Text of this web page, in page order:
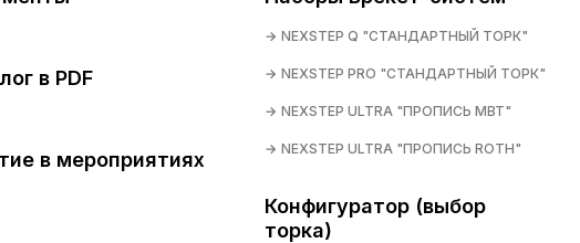
в PDF
в мероприятиях
NEXSTEP Q "СТАНДАРТНЫЙ ТОРК"
NEXSTEP PRO "СТАНДАРТНЫЙ ТОРК"
NEXSTEP ULTRA "ПРОПИСЬ MBT"
NEXSTEP ULTRA "ПРОПИСЬ ROTH"
Конфигуратор (выбор
торка)